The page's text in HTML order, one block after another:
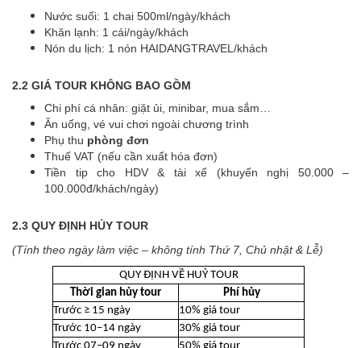
Nước suối: 1 chai 500ml/ngày/khách
Khăn lạnh: 1 cái/ngày/khách
Nón du lịch: 1 nón HAIDANGTRAVEL/khách
2.2 GIÁ TOUR KHÔNG BAO GỒM
Chi phí cá nhân: giặt ủi, minibar, mua sắm…
Ăn uống, vé vui chơi ngoài chương trình
Phụ thu phòng đơn
Thuế VAT (nếu cần xuất hóa đơn)
Tiền tip cho HDV & tài xế (khuyến nghị 50.000 –
100.000đ/khách/ngày)
2.3 QUY ĐỊNH HỦY TOUR
(Tính theo ngày làm việc – không tính Thứ 7, Chủ nhật & Lễ)
QUY ĐỊNH VỀ HUỶ TOUR
Thời gian hủy tour
Phí hủy
Trước ≥ 15 ngày
10% giá tour
Trước 10–14 ngày
30% giá tour